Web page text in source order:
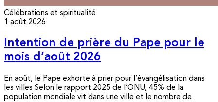
Célébrations et spiritualité
1 août 2026
Intention de prière du Pape pour le
mois d’août 2026
En août, le Pape exhorte à prier pour l’évangélisation dans
les villes Selon le rapport 2025 de l’ONU, 45% de la
population mondiale vit dans une ville et le nombre de